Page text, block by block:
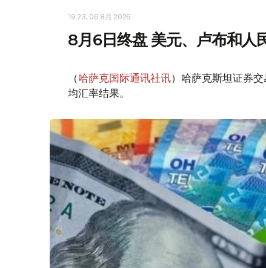
19:23, 06 8月 2026
8月6日终盘 美元、卢布和人
（哈萨克国际通讯社讯）哈萨克斯坦证券
均汇率结果。